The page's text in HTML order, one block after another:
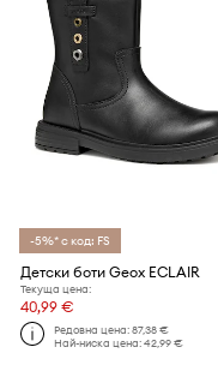
-5%* с код: FS
Детски боти Geox ECLAIR
Текуща цена:
40,99 €
Редовна цена:87,38 €
Най-ниска цена:42,99 €